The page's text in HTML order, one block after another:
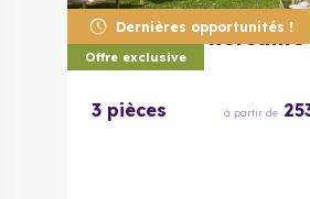
Dernières opportunités !
Offre exclusive
31170 Tournefeuille
Ecrin Boisé
3 pièces à partir de